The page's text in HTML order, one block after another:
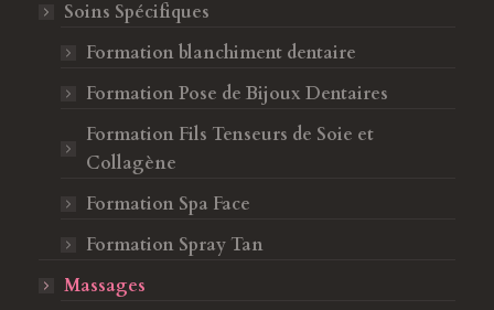
Soins Spécifiques
Formation blanchiment dentaire
Formation Pose de Bijoux Dentaires
Formation Fils Tenseurs de Soie et
Collagène
Formation Spa Face
Formation Spray Tan
Massages